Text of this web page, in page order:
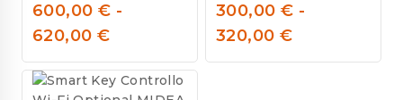
0
out
of
5
600,00 € -
620,00 €
0
out
of
5
300,00 € -
320,00 €